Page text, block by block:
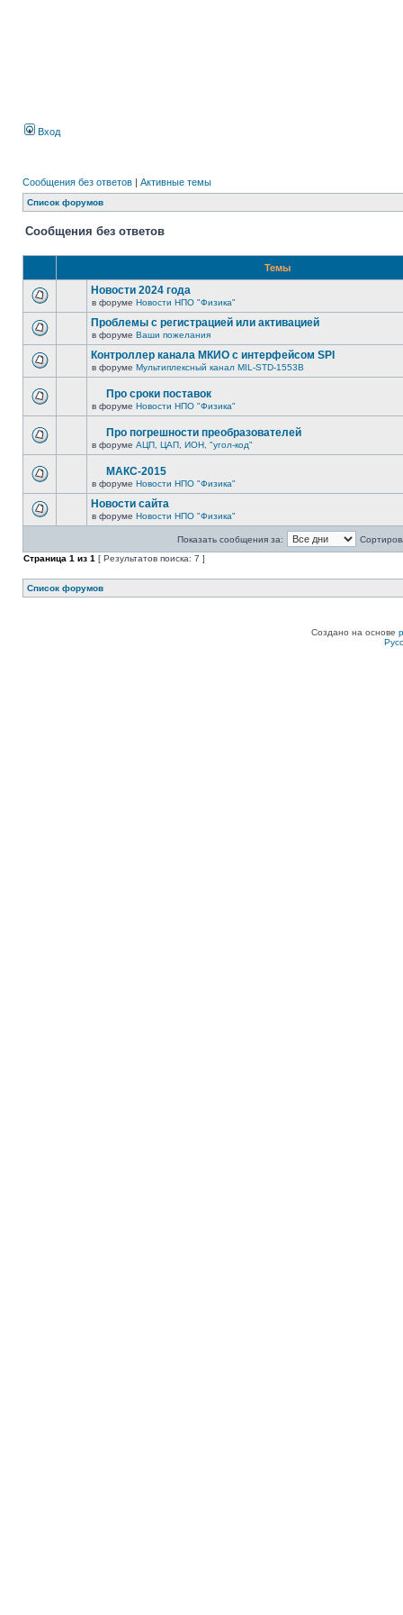
Вход
Сообщения без ответов | Активные темы
Список форумов
Сообщения без ответов
Темы
Новости 2024 года
в форуме Новости НПО "Физика"
Проблемы с регистрацией или активацией
в форуме Ваши пожелания
Контроллер канала МКИО с интерфейсом SPI
в форуме Мультиплексный канал MIL-STD-1553B
Про сроки поставок
в форуме Новости НПО "Физика"
Про погрешности преобразователей
в форуме АЦП, ЦАП, ИОН, "угол-код"
МАКС-2015
в форуме Новости НПО "Физика"
Новости сайта
в форуме Новости НПО "Физика"
Показать сообщения за:
Страница 1 из 1 [ Результатов поиска: 7 ]
Список форумов
Создано на основе